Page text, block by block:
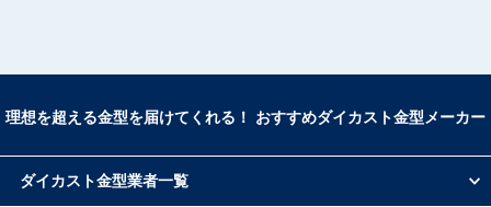
若園精機
大同特殊鋼
理想を超える金型を届けてくれる！ おすすめダイカスト金型メーカー
ダイカスト金型業者一覧